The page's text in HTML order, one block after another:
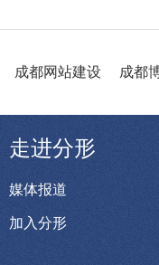
成都网站建设 成都
走进分形
媒体报道
加入分形